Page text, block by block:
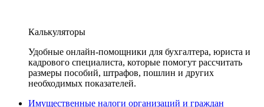
Калькуляторы
Удобные онлайн-помощники для бухгалтера, юриста и
кадрового специалиста, которые помогут рассчитать
размеры пособий, штрафов, пошлин и других
необходимых показателей.
Имущественные налоги организаций и граждан